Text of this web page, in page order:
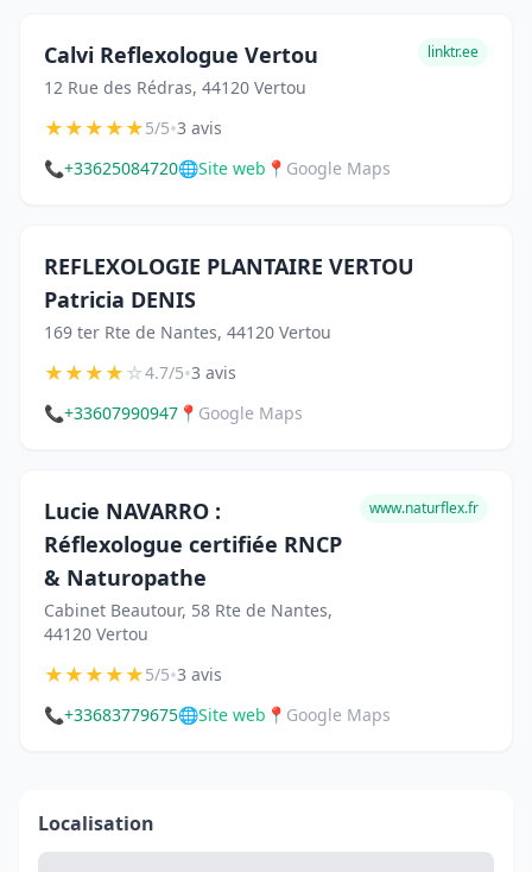
Calvi Reflexologue Vertou
12 Rue des Rédras, 44120 Vertou
linktr.ee
★★★★★5/5•3 avis
📞+33625084720🌐Site web 📍 Google Maps
REFLEXOLOGIE PLANTAIRE VERTOU
Patricia DENIS
169 ter Rte de Nantes, 44120 Vertou
★★★★☆4.7/5•3 avis
📞+33607990947 📍 Google Maps
Lucie NAVARRO :
Réflexologue certifiée RNCP
& Naturopathe
Cabinet Beautour, 58 Rte de Nantes,
44120 Vertou
www.naturflex.fr
★★★★★5/5•3 avis
📞+33683779675🌐Site web 📍 Google Maps
Localisation